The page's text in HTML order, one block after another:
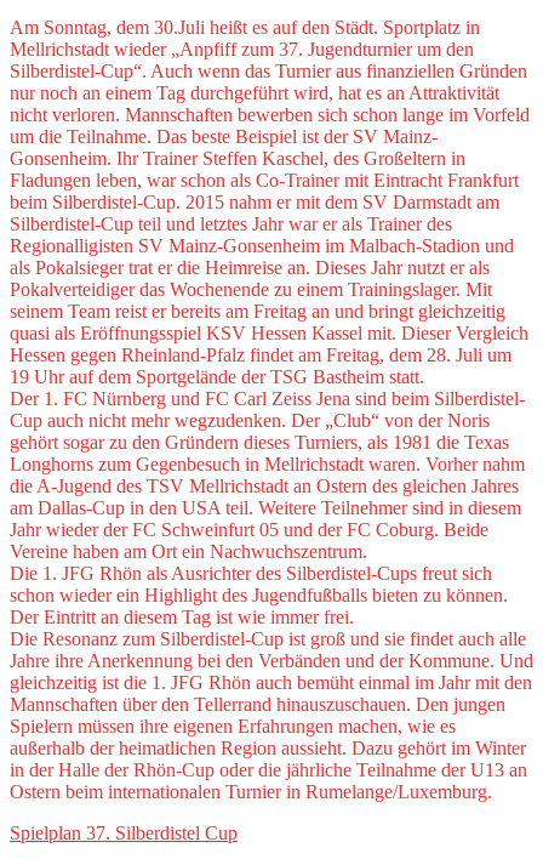
Am Sonntag, dem 30.Juli heißt es auf den Städt. Sportplatz in
Mellrichstadt wieder „Anpfiff zum 37. Jugendturnier um den
Silberdistel-Cup“. Auch wenn das Turnier aus finanziellen Gründen
nur noch an einem Tag durchgeführt wird, hat es an Attraktivität
nicht verloren. Mannschaften bewerben sich schon lange im Vorfeld
um die Teilnahme. Das beste Beispiel ist der SV Mainz-
Gonsenheim. Ihr Trainer Steffen Kaschel, des Großeltern in
Fladungen leben, war schon als Co-Trainer mit Eintracht Frankfurt
beim Silberdistel-Cup. 2015 nahm er mit dem SV Darmstadt am
Silberdistel-Cup teil und letztes Jahr war er als Trainer des
Regionalligisten SV Mainz-Gonsenheim im Malbach-Stadion und
als Pokalsieger trat er die Heimreise an. Dieses Jahr nutzt er als
Pokalverteidiger das Wochenende zu einem Trainingslager. Mit
seinem Team reist er bereits am Freitag an und bringt gleichzeitig
quasi als Eröffnungsspiel KSV Hessen Kassel mit. Dieser Vergleich
Hessen gegen Rheinland-Pfalz findet am Freitag, dem 28. Juli um
19 Uhr auf dem Sportgelände der TSG Bastheim statt.
Der 1. FC Nürnberg und FC Carl Zeiss Jena sind beim Silberdistel-
Cup auch nicht mehr wegzudenken. Der „Club“ von der Noris
gehört sogar zu den Gründern dieses Turniers, als 1981 die Texas
Longhorns zum Gegenbesuch in Mellrichstadt waren. Vorher nahm
die A-Jugend des TSV Mellrichstadt an Ostern des gleichen Jahres
am Dallas-Cup in den USA teil. Weitere Teilnehmer sind in diesem
Jahr wieder der FC Schweinfurt 05 und der FC Coburg. Beide
Vereine haben am Ort ein Nachwuchszentrum.
Die 1. JFG Rhön als Ausrichter des Silberdistel-Cups freut sich
schon wieder ein Highlight des Jugendfußballs bieten zu können.
Der Eintritt an diesem Tag ist wie immer frei.
Die Resonanz zum Silberdistel-Cup ist groß und sie findet auch alle
Jahre ihre Anerkennung bei den Verbänden und der Kommune. Und
gleichzeitig ist die 1. JFG Rhön auch bemüht einmal im Jahr mit den
Mannschaften über den Tellerrand hinauszuschauen. Den jungen
Spielern müssen ihre eigenen Erfahrungen machen, wie es
außerhalb der heimatlichen Region aussieht. Dazu gehört im Winter
in der Halle der Rhön-Cup oder die jährliche Teilnahme der U13 an
Ostern beim internationalen Turnier in Rumelange/Luxemburg.
Spielplan 37. Silberdistel Cup